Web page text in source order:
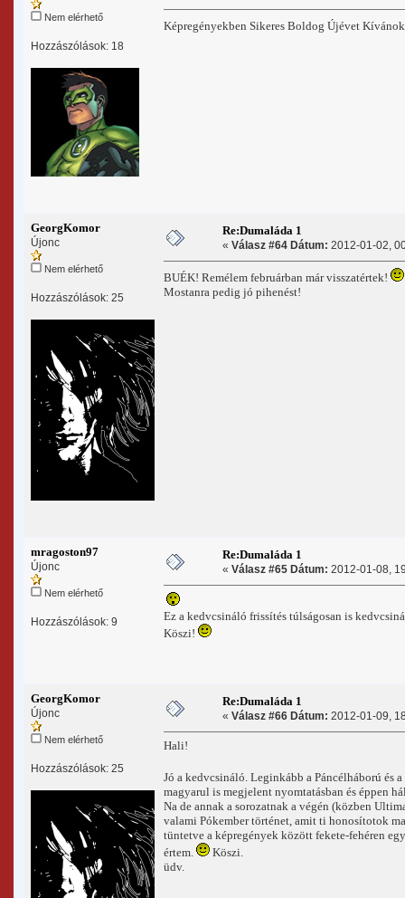
Nem elérhető
Hozzászólások: 18
Képregényekben Sikeres Boldog Újévet
GeorgKomor
Újonc
Nem elérhető
Hozzászólások: 25
Re:Dumaláda 1
« Válasz #64 Dátum: 2012-01-02,
BUÉK! Remélem februárban már visszatértek!
Mostanra pedig jó pihenést!
mragoston97
Újonc
Nem elérhető
Hozzászólások: 9
Re:Dumaláda 1
« Válasz #65 Dátum: 2012-01-08,
Ez a kedvcsináló frissítés túlságosan is
Köszi!
GeorgKomor
Újonc
Nem elérhető
Hozzászólások: 25
Re:Dumaláda 1
« Válasz #66 Dátum: 2012-01-09,
Hali!
Jó a kedvcsináló. Leginkább a Páncélháború és
magyarul is megjelent nyomtatásban és éppen
Na de annak a sorozatnak a végén (közben
valami Pókember történet, amit ti honosítotok
tüntetve a képregények között fekete-fehéren
értem.
Köszi.
üdv.